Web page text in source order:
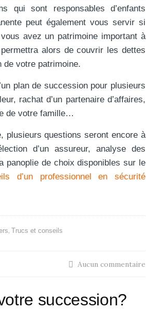
qui sont responsables d’enfants
peut également vous servir si
avez un patrimoine important à
alors de couvrir les dettes
votre patrimoine.
plan de succession pour plusieurs
rachat d’un partenaire d’affaires,
de votre famille…
plusieurs questions seront encore à
d’un assureur, analyse des
panoplie de choix disponibles sur le
d’un professionnel en sécurité
, Trucs et conseils
Aucun commentaire
succession?